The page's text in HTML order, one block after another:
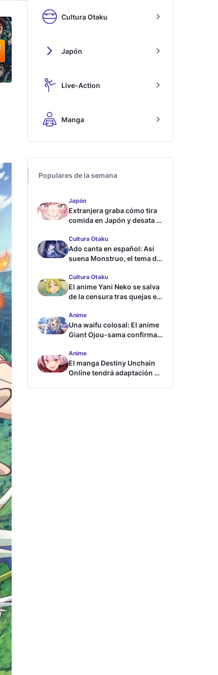
Cultura Otaku
Japón
Live-Action
Manga
Populares de la semana
Japón
Extranjera graba cómo tira
comida en Japón y desata la
Cultura Otaku
Ado canta en español: Así
suena Monstruo, el tema de
Cultura Otaku
El anime Yani Neko se salva
de la censura tras quejas en
Anime
Una waifu colosal: El anime
Giant Ojou-sama confirma
Anime
El manga Destiny Unchain
Online tendrá adaptación al